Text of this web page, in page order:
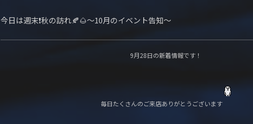
今日は週末❗️秋の訪れ🍂🌰〜10月のイベント告知〜
9月28日の新着情報です！
毎日たくさんのご来店ありがとうございます